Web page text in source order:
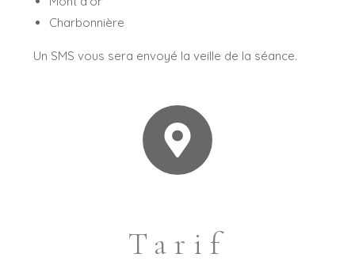
Charbonnière
Un SMS vous sera envoyé la veille de la séance.
Tarif